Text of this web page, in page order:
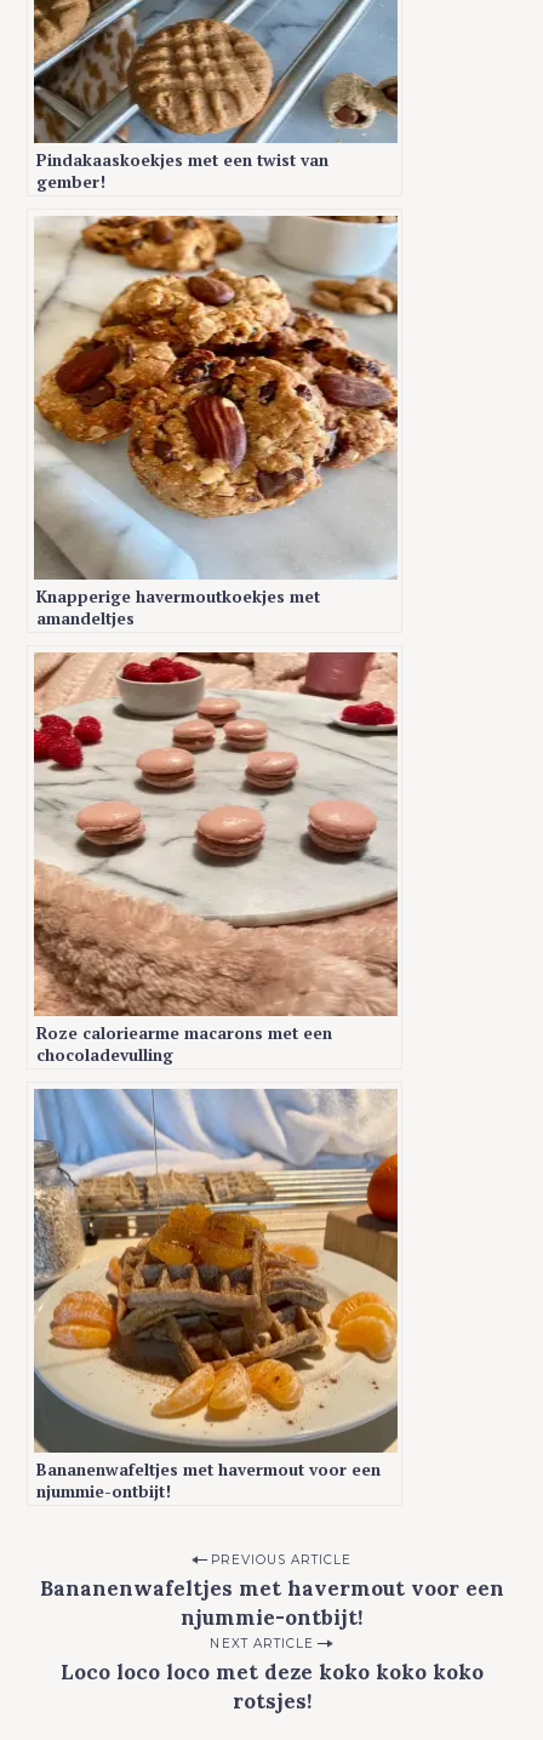
Pindakaaskoekjes met een twist van
gember!
Knapperige havermoutkoekjes met
amandeltjes
Roze caloriearme macarons met een
chocoladevulling
Bananenwafeltjes met havermout voor een
njummie-ontbijt!
o
PREVIOUS ARTICLE
Bananenwafeltjes met havermout voor een
njummie-ontbijt!
NEXT ARTICLE
Loco loco loco met deze koko koko koko
rotsjes!
S
e
c
h
r